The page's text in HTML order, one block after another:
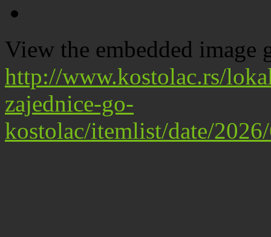
View the embedded image
http://www.kostolac.rs/
zajednice-go-
kostolac/itemlist/date/